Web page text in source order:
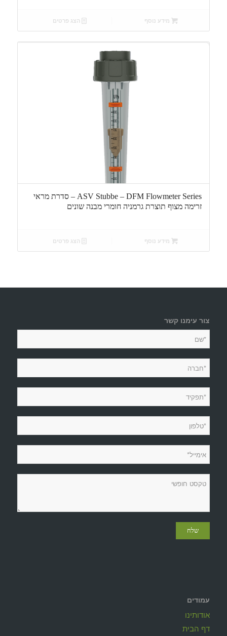
מידע נוסף הצג פרטים
ASV Stubbe – DFM Flowmeter Series – סדרת מראי
זרימה מצוף תוצרת גרמניה חומרי מבנה שונים
מידע נוסף הצג פרטים
צור עימנו קשר
עמודים
אודותינו
דף הבית